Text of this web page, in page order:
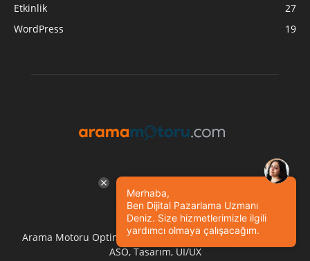
Etkinlik
27
WordPress
19
HAKKIMIZDA
Arama Motoru Optimizasyonu ve Pazarlaması - SEO, SEM,
ASO, Tasarım, UI/UX
Merhaba,
Ben Dijital Pazarlama Uzmanı
Deniz. Size hizmetlerimizle ilgili
yardımcı olmaya çalışacağım.